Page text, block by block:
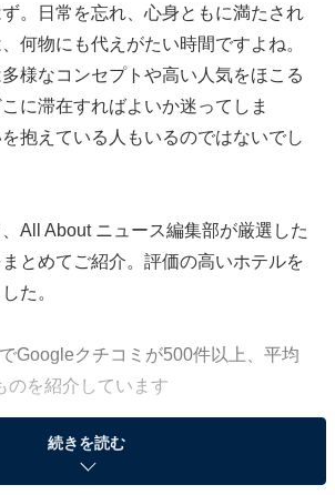
。日常を忘れ、心身ともに満たされ
何物にも代えがたい時間ですよね。
様なコンセプトや高い人気をほこる
に滞在すればよいか迷ってしま
抱えている人もいるのではないでし
All About ニュース編集部が厳選した
とめてご紹介。評価の高いホテルを
た。
Googleクチコミが500件以上、平均
のを紹介しています
記事の執筆者： All About ニュース お買
の部
続きを読む